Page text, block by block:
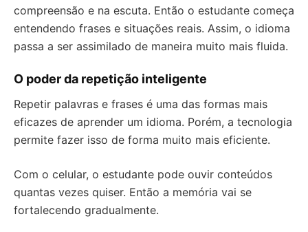
compreensão e na escuta. Então o estudante começa
entendendo frases e situações reais. Assim, o idioma
passa a ser assimilado de maneira muito mais fluida.
O poder da repetição inteligente
Repetir palavras e frases é uma das formas mais
eficazes de aprender um idioma. Porém, a tecnologia
permite fazer isso de forma muito mais eficiente.
Com o celular, o estudante pode ouvir conteúdos
quantas vezes quiser. Então a memória vai se
fortalecendo gradualmente.